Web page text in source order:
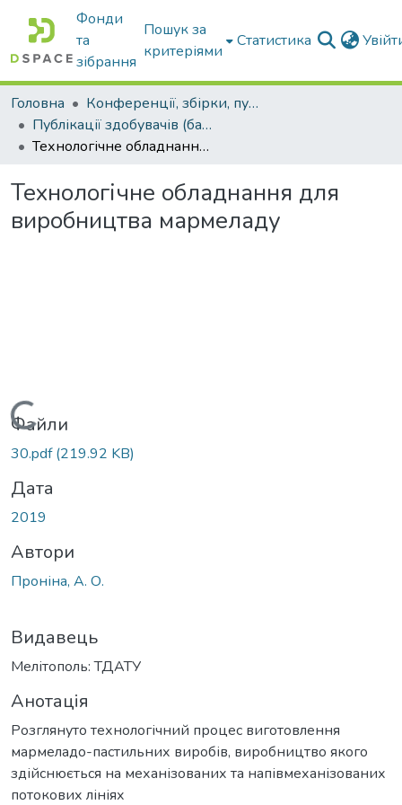
Фонди
та
зібрання
Пошук за
критеріями
Статистика
Головна
Конференції, збірки, публікації молодих вчених і здобувачів : магістрів, бакалаврів, аспірантів.
Публікації здобувачів (бакалаврів. магістрів, аспірантів)
Технологічне обладнання для виробництва мармеладу
Технологічне обладнання для
виробництва мармеладу
Вантажиться...
Файли
30.pdf(219.92 KB)
Дата
2019
Автори
Проніна, А. О.
Видавець
Мелітополь: ТДАТУ
Анотація
Розглянуто технологічний процес виготовлення
мармеладо-пастильних виробів, виробництво якого
здійснюється на механізованих та напівмеханізованих
потокових лініях